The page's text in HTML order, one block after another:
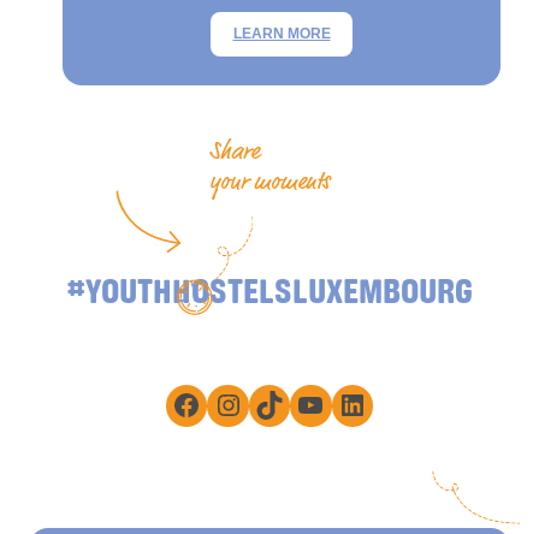
LEARN MORE
Share
your moments
#YOUTHHOSTELSLUXEMBOURG
Facebook
Instagram
TikTokYouTube
LinkedIn